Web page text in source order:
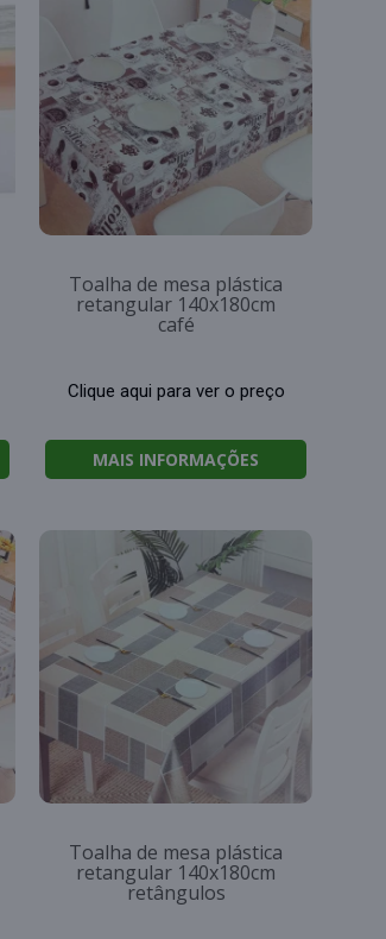
Toalha de mesa plástica
retangular 140x180cm
café
Clique aqui para ver o preço
MAIS INFORMAÇÕES
Toalha de mesa plástica
retangular 140x180cm
retângulos